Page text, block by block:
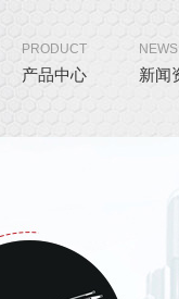
PRODUCT
产品中心
NEWS
新闻